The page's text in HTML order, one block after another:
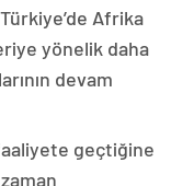
Afrika
yönelik daha
devam
geçtiğine